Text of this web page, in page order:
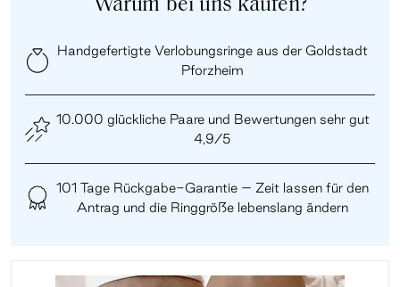
Warum bei uns kaufen?
Handgefertigte Verlobungsringe aus der Goldstadt
Pforzheim
10.000 glückliche Paare und Bewertungen sehr gut
4,9/5
101 Tage Rückgabe-Garantie – Zeit lassen für den
Antrag und die Ringgröße lebenslang ändern